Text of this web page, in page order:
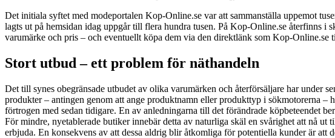
Det initiala syftet med modeportalen Kop-Online.se var att sammanställa uppemot
lagts ut på hemsidan idag uppgår till flera hundra tusen. På Kop-Online.se återfinns
varumärke och pris – och eventuellt köpa dem via den direktlänk som Kop-Online.se
Stort utbud – ett problem för näthandeln
Det till synes obegränsade utbudet av olika varumärken och återförsäljare har under
produkter – antingen genom att ange produktnamn eller produkttyp i sökmotorerna
förtrogen med sedan tidigare. En av anledningarna till det förändrade köpbeteendet
För mindre, nyetablerade butiker innebär detta av naturliga skäl en svårighet att nå
erbjuda. En konsekvens av att dessa aldrig blir åtkomliga för potentiella kunder är att